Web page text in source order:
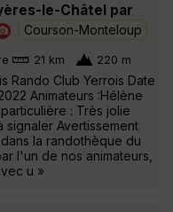
le-Châtel par
Courson-Monteloup
21 km 220 m
Rando Club Yerrois Date
Animateurs :Hélène
: Très jolie
signaler Avertissement
la randothèque du
l'un de nos animateurs,
u »